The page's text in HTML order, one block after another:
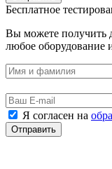
Бесплатное
Вы можете получить
любое оборудование
Я согласен на